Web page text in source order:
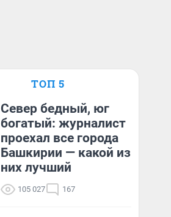
ТОП 5
Север бедный, юг
богатый: журналист
проехал все города
Башкирии — какой из
них лучший
105 027 167